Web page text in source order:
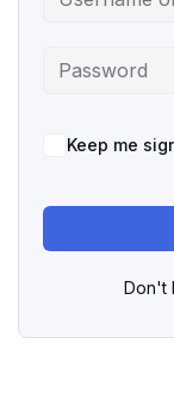
Keep me
Don't